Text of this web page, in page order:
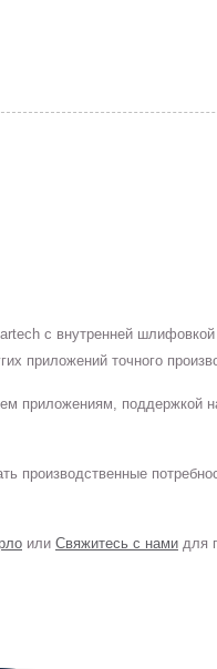
с внутренней
приложений точного
приложениям, поддержкой
производственные
или Свяжитесь с нами для